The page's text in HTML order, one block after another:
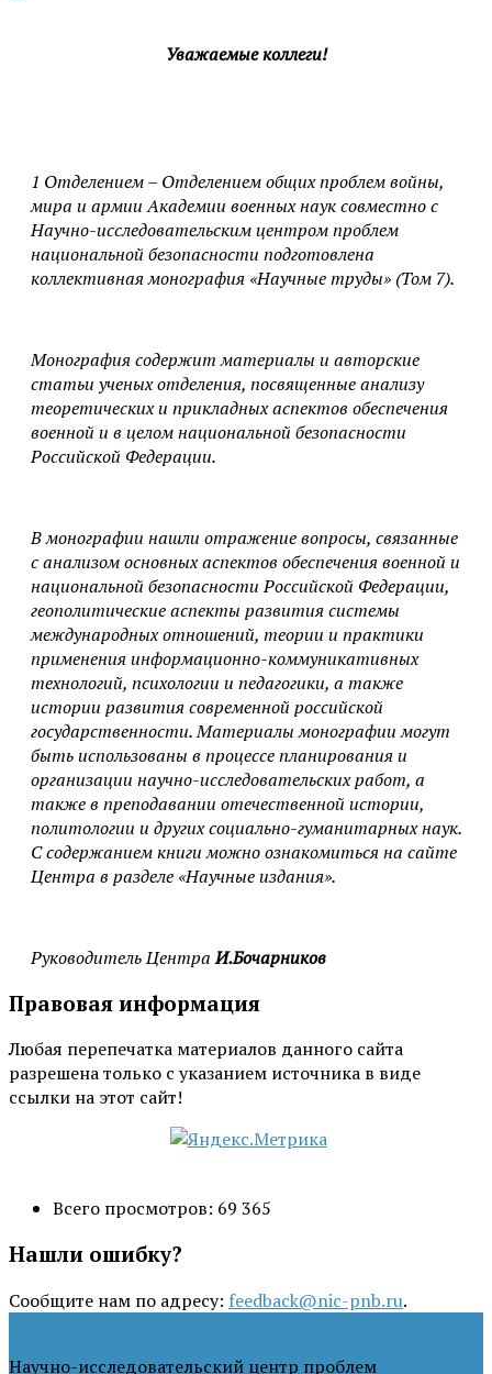
Уважаемые коллеги!
1 Отделением – Отделением общих проблем войны,
мира и армии Академии военных наук совместно с
Научно-исследовательским центром проблем
национальной безопасности подготовлена
коллективная монография «Научные труды» (Том 7).
Монография содержит материалы и авторские
статьи ученых отделения, посвященные анализу
теоретических и прикладных аспектов обеспечения
военной и в целом национальной безопасности
Российской Федерации.
В монографии нашли отражение вопросы, связанные
с анализом основных аспектов обеспечения военной и
национальной безопасности Российской Федерации,
геополитические аспекты развития системы
международных отношений, теории и практики
применения информационно-коммуникативных
технологий, психологии и педагогики, а также
истории развития современной российской
государственности. Материалы монографии могут
быть использованы в процессе планирования и
организации научно-исследовательских работ, а
также в преподавании отечественной истории,
политологии и других социально-гуманитарных наук.
С содержанием книги можно ознакомиться на сайте
Центра в разделе «Научные издания».
Руководитель ЦентраИ.Бочарников
Правовая информация
Любая перепечатка материалов данного сайта
разрешена только с указанием источника в виде
ссылки на этот сайт!
Всего просмотров: 69 365
Нашли ошибку?
Сообщите нам по адресу: feedback@nic-pnb.ru.
Научно-исследовательский центр проблем